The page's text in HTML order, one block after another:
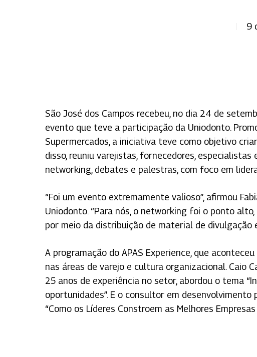
Pressione Enter para pesquisar ou ESC para fechar
9
São José dos Campos recebeu, no dia 24 de
evento que teve a participação da Uniodonto.
Supermercados, a iniciativa teve como objetivo
disso, reuniu varejistas, fornecedores,
networking, debates e palestras, com foco em
“Foi um evento extremamente valioso”, afirmou
Uniodonto. “Para nós, o networking foi o ponto
por meio da distribuição de material de
A programação do APAS Experience, que
nas áreas de varejo e cultura organizacional. Caio
25 anos de experiência no setor, abordou o tema
oportunidades”. E o consultor em
“Como os Líderes Constroem as Melhores